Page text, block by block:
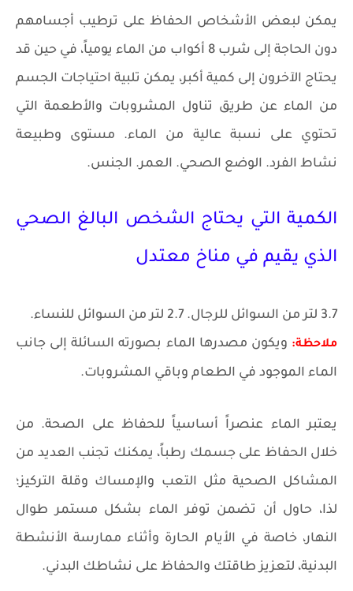
يمكن لبعض الأشخاص الحفاظ على ترطيب أجسامهم
دون الحاجة إلى شرب 8 أكواب من الماء يومياً، في حين قد
يحتاج الآخرون إلى كمية أكبر، يمكن تلبية احتياجات الجسم
من الماء عن طريق تناول المشروبات والأطعمة التي
تحتوي على نسبة عالية من الماء. مستوى وطبيعة
نشاط الفرد. الوضع الصحي. العمر. الجنس.
الكمية التي يحتاج الشخص البالغ الصحي
الذي يقيم في مناخ معتدل
3.7 لتر من السوائل للرجال. 2.7 لتر من السوائل للنساء.
ملاحظة: ويكون مصدرها الماء بصورته السائلة إلى جانب
الماء الموجود في الطعام وباقي المشروبات.
يعتبر الماء عنصراً أساسياً للحفاظ على الصحة. من
خلال الحفاظ على جسمك رطباً، يمكنك تجنب العديد من
المشاكل الصحية مثل التعب والإمساك وقلة التركيز؛
لذا، حاول أن تضمن توفر الماء بشكل مستمر طوال
النهار، خاصة في الأيام الحارة وأثناء ممارسة الأنشطة
البدنية، لتعزيز طاقتك والحفاظ على نشاطك البدني.